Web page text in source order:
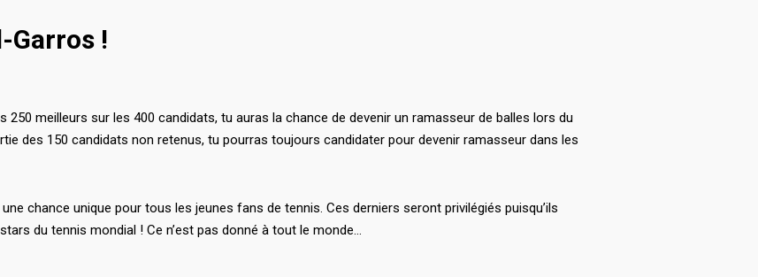
Garros !
meilleurs sur les 400 candidats, tu auras la chance de devenir un ramasseur de balles lors du
des 150 candidats non retenus, tu pourras toujours candidater pour devenir ramasseur dans les
chance unique pour tous les jeunes fans de tennis. Ces derniers seront privilégiés puisqu’ils
du tennis mondial ! Ce n’est pas donné à tout le monde…